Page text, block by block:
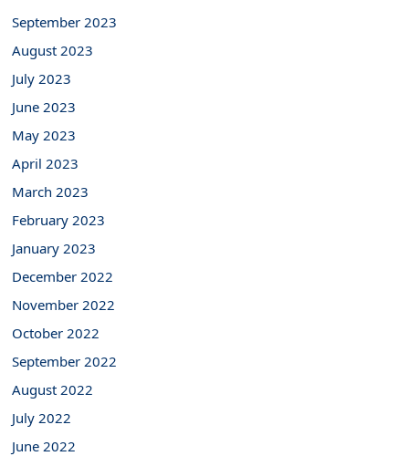
September 2023
August 2023
July 2023
June 2023
May 2023
April 2023
March 2023
February 2023
January 2023
December 2022
November 2022
October 2022
September 2022
August 2022
July 2022
June 2022